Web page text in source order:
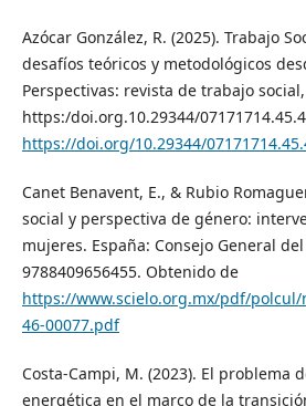
Azócar González, R. (2025). Trabajo
desafíos teóricos y metodológicos
Perspectivas: revista de trabajo
https:/doi.org.10.29344/
https://doi.org/10.29344/
Canet Benavent, E., & Rubio
social y perspectiva de género:
mujeres. España: Consejo General
9788409656455. Obtenido de
https://www.scielo.org.mx/pdf/polcul/
46-00077.pdf
Costa-Campi, M. (2023). El problema
energética en el marco de la